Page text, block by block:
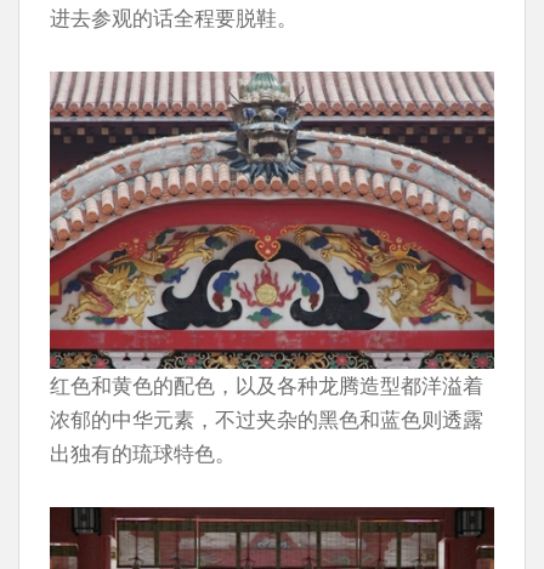
进去参观的话全程要脱鞋。
红色和黄色的配色，以及各种龙腾造型都洋溢着
浓郁的中华元素，不过夹杂的黑色和蓝色则透露
出独有的琉球特色。